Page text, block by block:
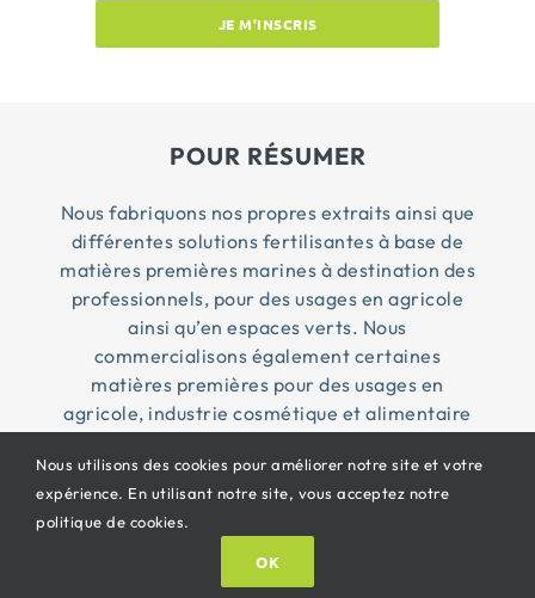
JE M'INSCRIS
POUR RÉSUMER
Nous fabriquons nos propres extraits ainsi que
différentes solutions fertilisantes à base de
matières premières marines à destination des
professionnels, pour des usages en agricole
ainsi qu’en espaces verts. Nous
commercialisons également certaines
matières premières pour des usages en
agricole, industrie cosmétique et alimentaire
© Copyright 2026 Penn Ar Bed ® | Tous droits
Mentions légales
Oricom®
Nous utilisons des cookies pour améliorer notre site et votre
expérience. En utilisant notre site, vous acceptez notre
politique de cookies.
OK